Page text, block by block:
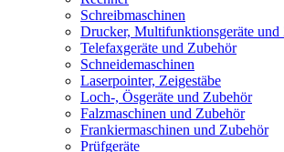
Schreibmaschinen
Drucker, Multifunktionsgeräte und
Telefaxgeräte und Zubehör
Schneidemaschinen
Laserpointer, Zeigestäbe
Loch-, Ösgeräte und Zubehör
Falzmaschinen und Zubehör
Frankiermaschinen und Zubehör
Prüfgeräte